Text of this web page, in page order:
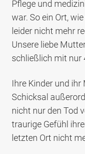
Pflege und
war. So ein Ort,
leider nicht mehr
Unsere liebe
schließlich mit nur
Ihre Kinder und
Schicksal
nicht nur den Tod
traurige Gefühl
letzten Ort nicht